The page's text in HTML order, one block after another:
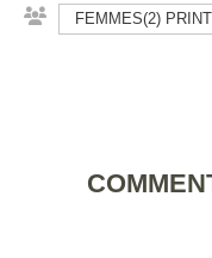
FEMMES(2)